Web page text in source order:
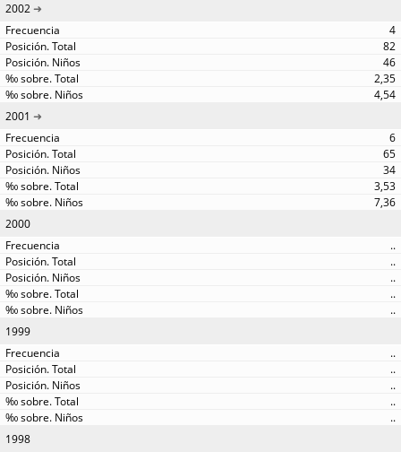
2002
4
82
46
2,35
4,54
2001
6
65
34
3,53
7,36
2000
..
..
..
..
..
1999
..
..
..
..
..
1998